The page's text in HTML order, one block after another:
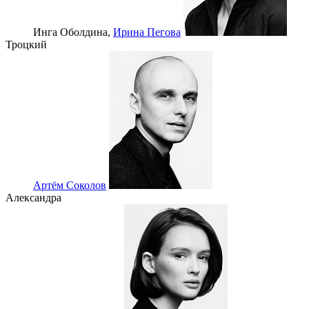
Инга Оболдина, Ирина Пегова
Троцкий
Артём Соколов
Александра